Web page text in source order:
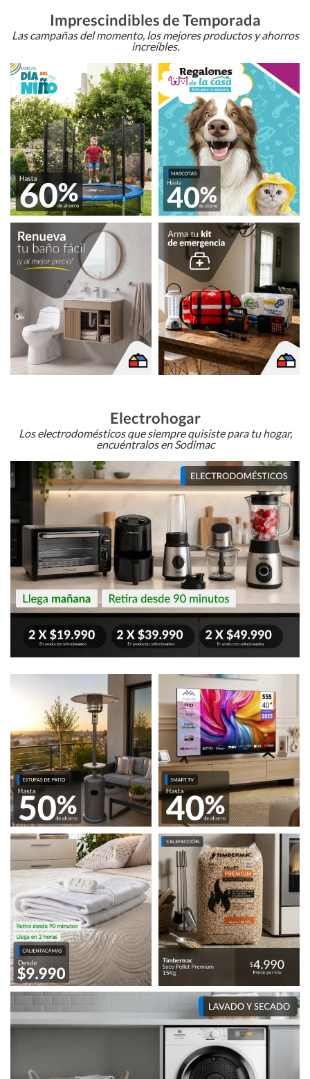
Imprescindibles de Temporada
Las campañas del momento, los mejores productos y ahorros
increíbles.
Electrohogar
Los electrodomésticos que siempre quisiste para tu hogar,
encuéntralos en Sodimac